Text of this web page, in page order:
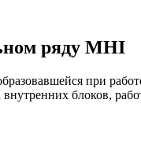
ряду MHI
при
внутренних блоков,